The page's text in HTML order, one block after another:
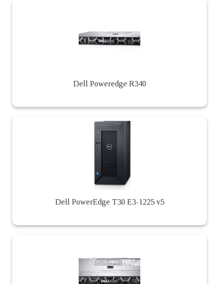
Dell Poweredge R340
Dell PowerEdge T30 E3-1225 v5